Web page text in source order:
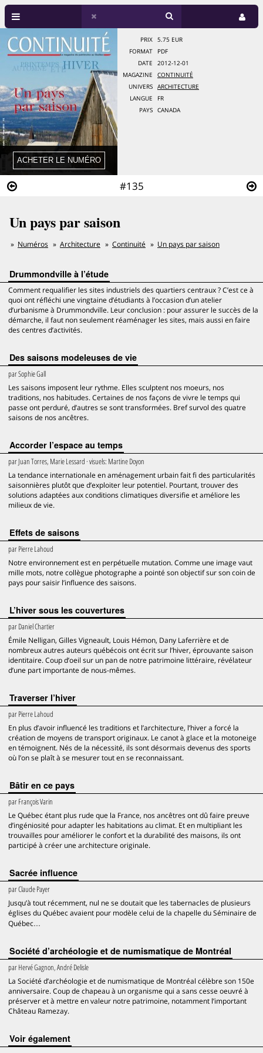
#135
PRIX
5.75 EUR
FORMAT
PDF
DATE
2012-12-01
MAGAZINE
CONTINUITÉ
UNIVERS
ARCHITECTURE
LANGUE
FR
PAYS
CANADA
Un pays par saison
Numéros Architecture Continuité Un pays par saison
Drummondville à l’étude
Comment requalifier les sites industriels des quartiers centraux ? C’est ce à
quoi ont réfléchi une vingtaine d’étudiants à l’occasion d’un atelier
d’urbanisme à Drummondville. Leur conclusion : pour assurer le succès de la
démarche, il faut non seulement réaménager les sites, mais aussi en faire
des centres d’activités.
Des saisons modeleuses de vie
parSophie Gall
Les saisons imposent leur rythme. Elles sculptent nos moeurs, nos
traditions, nos habitudes. Certaines de nos façons de vivre le temps qui
passe ont perduré, d’autres se sont transformées. Bref survol des quatre
saisons de nos ancêtres.
Accorder l’espace au temps
parJuan Torres, Marie Lessard · visuels: Martine Doyon
La tendance internationale en aménagement urbain fait fi des particularités
saisonnières plutôt que d’exploiter leur potentiel. Pourtant, trouver des
solutions adaptées aux conditions climatiques diversifie et améliore les
milieux de vie.
Effets de saisons
parPierre Lahoud
Notre environnement est en perpétuelle mutation. Comme une image vaut
mille mots, notre collègue photographe a pointé son objectif sur son coin de
pays pour saisir l’influence des saisons.
L’hiver sous les couvertures
parDaniel Chartier
Émile Nelligan, Gilles Vigneault, Louis Hémon, Dany Laferrière et de
nombreux autres auteurs québécois ont écrit sur l’hiver, éprouvante saison
identitaire. Coup d’oeil sur un pan de notre patrimoine littéraire, révélateur
d’une part importante de nous-mêmes.
Traverser l’hiver
parPierre Lahoud
En plus d’avoir influencé les traditions et l’architecture, l’hiver a forcé la
création de moyens de transport originaux. Le canot à glace et la motoneige
en témoignent. Nés de la nécessité, ils sont désormais devenus des sports
où l’on se plaît à se mesurer tout en se reconnaissant.
Bâtir en ce pays
parFrançois Varin
Le Québec étant plus rude que la France, nos ancêtres ont dû faire preuve
d’ingéniosité pour adapter les habitations au climat. Et en multipliant les
trouvailles pour améliorer le confort et la durabilité des maisons, ils ont
participé à créer une architecture originale.
Sacrée influence
parClaude Payer
Jusqu’à tout récemment, nul ne se doutait que les tabernacles de plusieurs
églises du Québec avaient pour modèle celui de la chapelle du Séminaire de
Québec…
Société d’archéologie et de numismatique de Montréal
parHervé Gagnon, André Delisle
La Société d’archéologie et de numismatique de Montréal célèbre son 150e
anniversaire. Coup de chapeau à un organisme qui a sans cesse oeuvré à
préserver et à mettre en valeur notre patrimoine, notamment l’important
Château Ramezay.
voir également